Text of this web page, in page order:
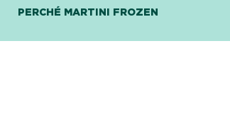
PERCHÉ MARTINI FROZEN